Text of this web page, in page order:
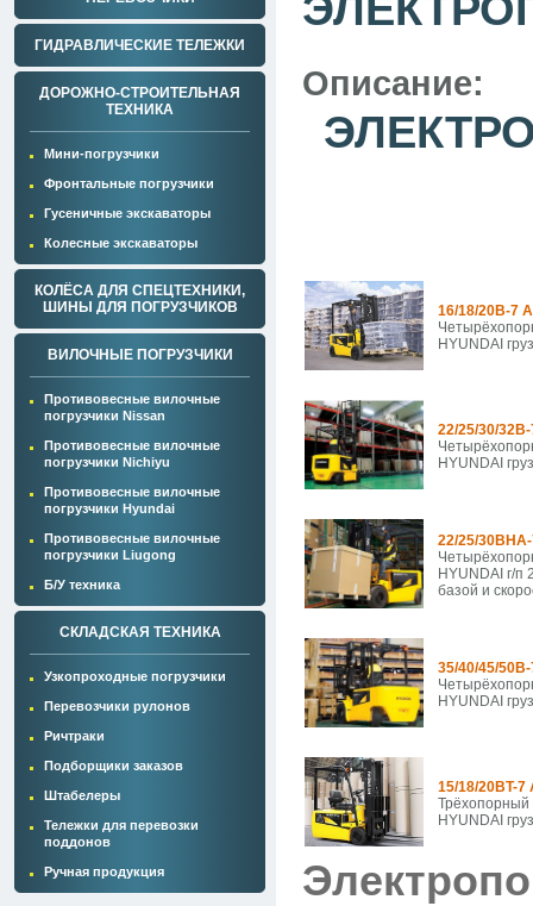
ГИДРАВЛИЧЕСКИЕ ТЕЛЕЖКИ
ДОРОЖНО-СТРОИТЕЛЬНАЯ
ТЕХНИКА
Мини-погрузчики
Фронтальные погрузчики
Гусеничные экскаваторы
Колесные экскаваторы
КОЛЁСА ДЛЯ СПЕЦТЕХНИКИ,
ШИНЫ ДЛЯ ПОГРУЗЧИКОВ
ВИЛОЧНЫЕ ПОГРУЗЧИКИ
Противовесные вилочные
погрузчики Nissan
Противовесные вилочные
погрузчики Nichiyu
Противовесные вилочные
погрузчики Hyundai
Противовесные вилочные
погрузчики Liugong
Б/У техника
СКЛАДСКАЯ ТЕХНИКА
Узкопроходные погрузчики
Перевозчики рулонов
Ричтраки
Подборщики заказов
Штабелеры
Тележки для перевозки
поддонов
Ручная продукция
Описание:
16/18/20B-7
HYUNDAI
22/25/30/
HYUNDAI
22/25/
HYUNDAI г/п
базой и
35/40/45/
HYUNDAI
15/18/20BT-7
Трёхопорный
HYUNDAI